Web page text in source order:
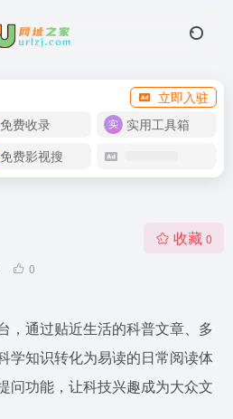
立即入驻
免费收录
实用工具箱
免费影视搜
0
收藏 0
，通过贴近生活的科普文章、多
学知识转化为易读的日常阅读体
问功能，让科技兴趣成为大众文